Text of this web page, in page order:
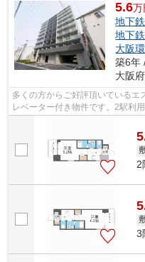
5.6万
地下
地下
大阪
築6年
大阪府
多くの方からご好評頂いているエ
レベーター付き物件です。2駅利
2
3